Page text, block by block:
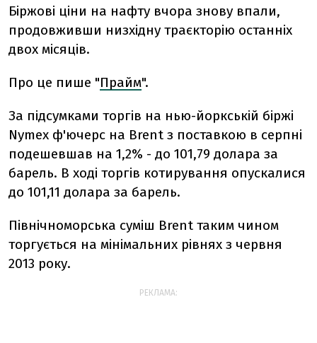
Біржові ціни на нафту вчора знову впали,
продовживши низхідну траєкторію останніх
двох місяців.
Про це пише "Прайм".
За підсумками торгів на нью-йоркській біржі
Nymex ф'ючерс на Brent з поставкою в серпні
подешевшав на 1,2% - до 101,79 долара за
барель. В ході торгів котирування опускалися
до 101,11 долара за барель.
Північноморська суміш Brent таким чином
торгується на мінімальних рівнях з червня
2013 року.
РЕКЛАМА: